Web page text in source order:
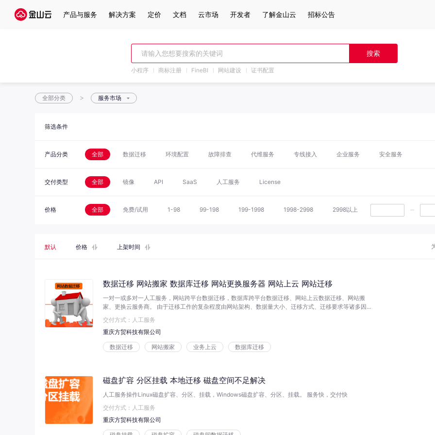
产品与服务 解决方案 定价 文档 云市场 开发者 了解金山云 招标公告
热门搜索
搜索
小程序 商标注册 FineBI 网站建设 证书配置
全部分类 > 服务市场
筛选条件
产品分类 全部 数据迁移 环境配置 故障排查 代维服务 专线接入 企业服务 安全服务
交付类型 全部 镜像 API SaaS 人工服务 License
价格 全部 免费/试用 1-98 99-198 199-1998 1998-2998 2998以上
默认 价格 上架时间
数据迁移 网站搬家 数据库迁移 网站更换服务器 网站上云 网站迁移
一对一或多对一人工服务，网站跨平台数据迁移，数据库跨平台数据迁移、网站上云数据迁移、网站搬
家、更换云服务商。 由于迁移工作的复杂程度由网站架构、数据量大小、迁移方式、迁移要求等诸多因素
。 快速响应，可节假日及夜间操作。 专业技术人员保障数据安全。
交付方式：人工服务
重庆方贸科技有限公司
数据迁移 网站搬家 业务上云 数据库迁移
磁盘扩容 分区挂载 本地迁移 磁盘空间不足解决
人工服务操作Linux磁盘扩容、分区、挂载，Windows磁盘扩容、分区、挂载。 服务快，交付快
交付方式：人工服务
重庆方贸科技有限公司